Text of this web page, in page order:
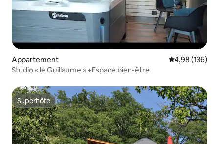
Appartement Évaluation
4,98 (136)
Studio « le Guillaume » +Espace bien-être
Superhôte
Superhôte